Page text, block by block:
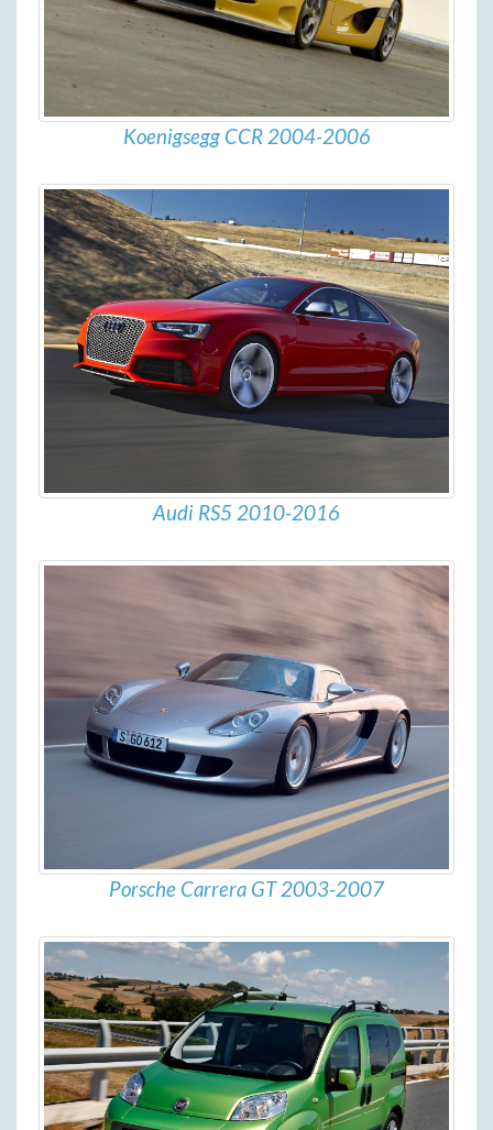
Koenigsegg CCR 2004-2006
Audi RS5 2010-2016
Porsche Carrera GT 2003-2007